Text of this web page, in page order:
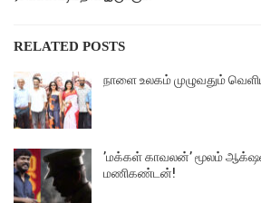
RELATED POSTS
நாளை உலகம் முழுவதும்
’மக்கள் காவலன்’ மூலம்
மணிகண்டன்!